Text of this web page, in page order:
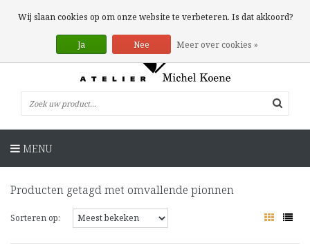
0 Artikelen
MENU
Producten getagd met omvallende pionnen
Sorteren op:
Wij slaan cookies op om onze website te verbeteren. Is dat akkoord?
Ja Nee Meer over cookies »